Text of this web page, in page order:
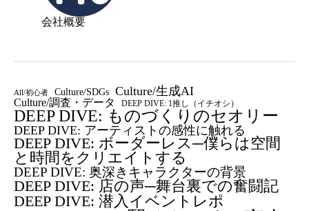
会社概要
All/初心者 Culture/SDGs Culture/生成AI
Culture/調査・データ DEEP DIVE: 1推し（イチオシ）
DEEP DIVE: ものづくりのセオリー
DEEP DIVE: アーティストの感性に触れる
DEEP DIVE: ボーダーレス─僕らは空間
と時間をクリエイトする
DEEP DIVE: 奥深きキャラクターの背景
DEEP DIVE: 店の声─舞台裏での奮闘記
DEEP DIVE: 潜入イベントレポ